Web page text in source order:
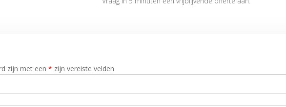
zijn met een* zijn vereiste velden